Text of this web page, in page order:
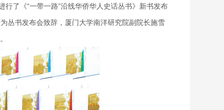
行了
《“一带一路”沿线华侨华人史话丛书》新书发布
丛书发布会致辞 ，厦门大学南洋研究院副院长施雪